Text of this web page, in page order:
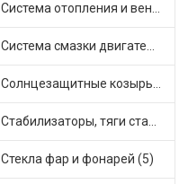
Система отопления и вентиляции (17)
Система смазки двигателя (17)
Солнцезащитные козырьки для салона автомобиля (3)
Стабилизаторы, тяги стабилизатора, стойки стабилиз (3)
Стекла фар и фонарей (5)